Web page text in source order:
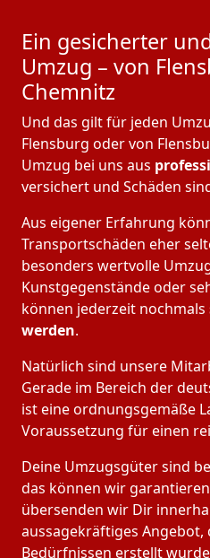
Ein gesicherter
Umzug – von
Chemnitz
Und das gilt für jeden
Flensburg oder von
Umzug bei uns aus
versichert und Schäden
Aus eigener Erfahrung
Transportschäden eher
besonders wertvolle
Kunstgegenstände oder
können jederzeit nochmals
werden.
Natürlich sind unsere
Gerade im Bereich der
ist eine ordnungsgemäße
Voraussetzung für einen
Deine Umzugsgüter sind
das können wir
übersenden wir Dir
aussagekräftiges Angebot,
Bedürfnissen erstellt